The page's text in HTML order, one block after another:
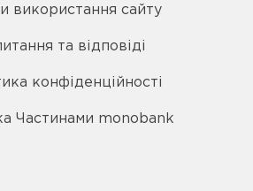
використання сайту
та відповіді
конфіденційності
Частинами monobank